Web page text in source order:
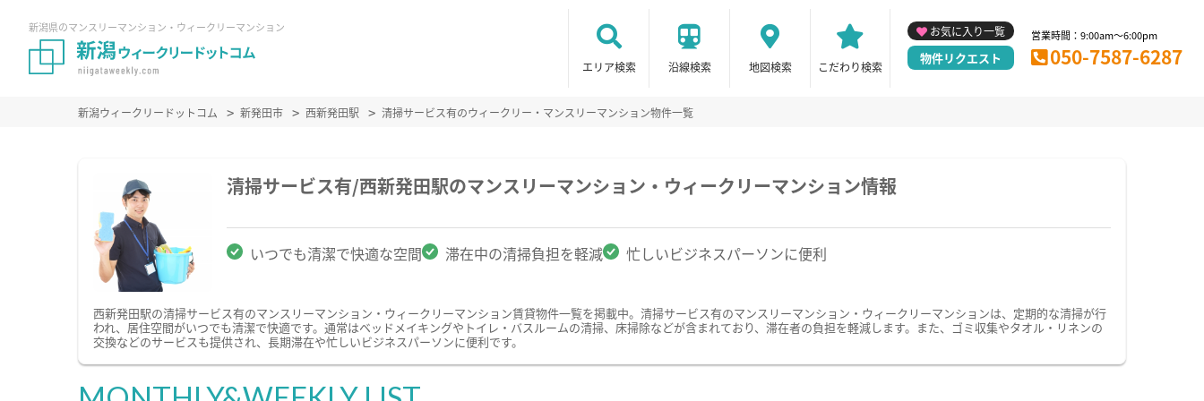
新潟県のマンスリーマンション・ウィークリーマンション
エリア検索 沿線検索 地図検索 こだわり検索
お気に入り一覧
物件リクエスト
営業時間：9:00am～6:00pm
050-7587-6287
新潟ウィークリードットコム 新発田市 西新発田駅 清掃サービス有のウィークリー・マンスリーマンション物件一覧
清掃サービス有/西新発田駅のマンスリーマンション・ウィークリーマンション情報
いつでも清潔で快適な空間 滞在中の清掃負担を軽減 忙しいビジネスパーソンに便利
西新発田駅の清掃サービス有のマンスリーマンション・ウィークリーマンション賃貸物件一覧を掲載中。清掃サービス有のマンスリーマンション・ウィークリーマンションは、定期的な清掃が行
われ、居住空間がいつでも清潔で快適です。通常はベッドメイキングやトイレ・バスルームの清掃、床掃除などが含まれており、滞在者の負担を軽減します。また、ゴミ収集やタオル・リネンの
交換などのサービスも提供され、長期滞在や忙しいビジネスパーソンに便利です。